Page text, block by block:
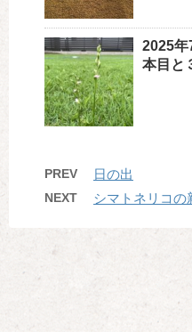
2025年
本目と
PREV 日の出
NEXT シマトネリコの